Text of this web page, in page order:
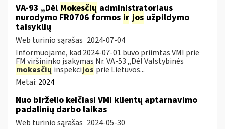
VA-93 „Dėl Mokesčių administratoriaus
nurodymo FR0706 formos ir jos užpildymo
taisyklių
Web turinio sąrašas 2024-07-04
Informuojame, kad 2024-07-01 buvo priimtas VMI prie
FM viršininko įsakymas Nr. VA-53 „Dėl Valstybinės
mokesčių inspekcijos prie Lietuvos...
Metai: 2024
Nuo birželio keičiasi VMI klientų aptarnavimo
padalinių darbo laikas
Web turinio sąrašas 2024-05-30